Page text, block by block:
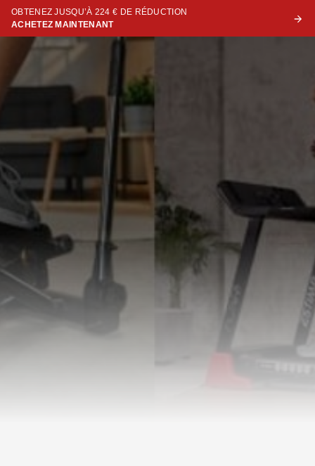
OBTENEZ JUSQU’À 224 € DE RÉDUCTION
ACHETEZ MAINTENANT